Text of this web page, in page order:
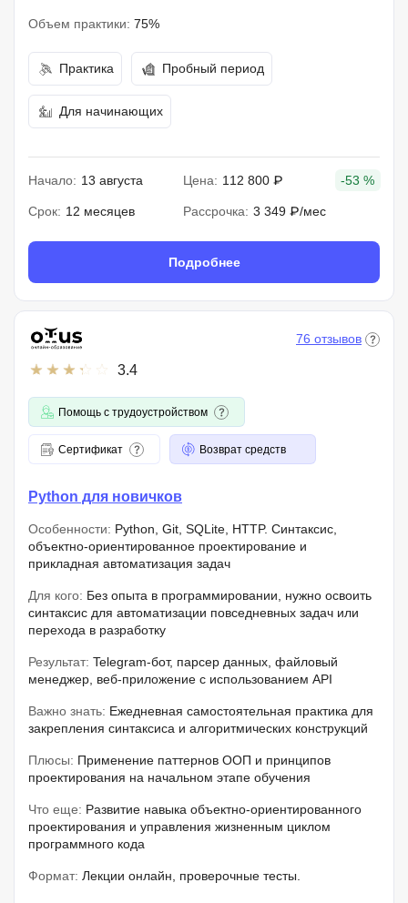
Объем практики: 75%
Практика Пробный период
Для начинающих
Начало: 13 августа Цена: 112 800 ₽ -53 %
Срок: 12 месяцев Рассрочка: 3 349 ₽/мес
Подробнее
3.4
76 отзывов
Помощь с трудоустройством
Сертификат Возврат средств
Python для новичков
Особенности: Python, Git, SQLite, HTTP. Синтаксис,
объектно-ориентированное проектирование и
прикладная автоматизация задач
Для кого: Без опыта в программировании, нужно освоить
синтаксис для автоматизации повседневных задач или
перехода в разработку
Результат: Telegram-бот, парсер данных, файловый
менеджер, веб-приложение с использованием API
Важно знать: Ежедневная самостоятельная практика для
закрепления синтаксиса и алгоритмических конструкций
Плюсы: Применение паттернов ООП и принципов
проектирования на начальном этапе обучения
Что еще: Развитие навыка объектно-ориентированного
проектирования и управления жизненным циклом
программного кода
Формат: Лекции онлайн, проверочные тесты.